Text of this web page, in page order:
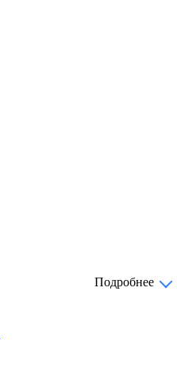
Подробнее